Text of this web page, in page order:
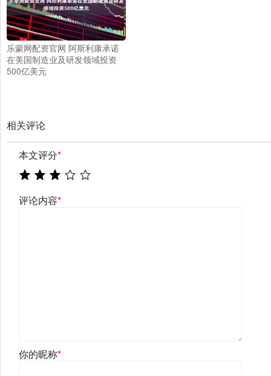
乐蒙网配资官网 阿斯利康承诺
在美国制造业及研发领域投资
500亿美元
相关评论
本文评分*
评论内容*
你的昵称*